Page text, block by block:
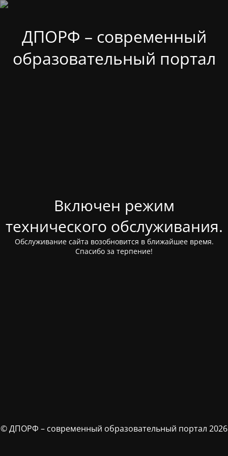
ДПОРФ – современный
образовательный портал
Включен режим
технического обслуживания.
Обслуживание сайта возобновится в ближайшее время.
Спасибо за терпение!
© ДПОРФ – современный образовательный портал 2026